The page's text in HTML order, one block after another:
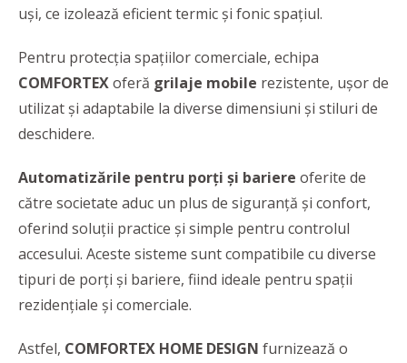
uși, ce izolează eficient termic și fonic spațiul.
Pentru protecția spațiilor comerciale, echipa
COMFORTEXoferă grilaje mobile rezistente, ușor de
utilizat și adaptabile la diverse dimensiuni și stiluri de
deschidere.
Automatizările pentru porți și bariere oferite de
către societate aduc un plus de siguranță și confort,
oferind soluții practice și simple pentru controlul
accesului. Aceste sisteme sunt compatibile cu diverse
tipuri de porți și bariere, fiind ideale pentru spații
rezidențiale și comerciale.
Astfel, COMFORTEX HOME DESIGN furnizează o